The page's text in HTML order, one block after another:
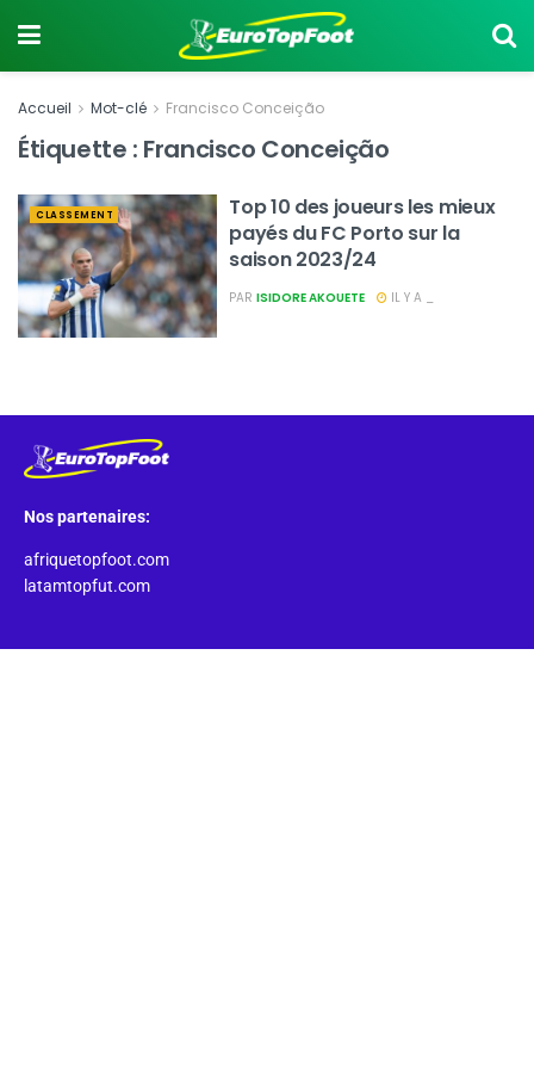
Accueil Mot-clé Francisco Conceição
Étiquette : Francisco Conceição
CLASSEMENT
Top 10 des joueurs les mieux
payés du FC Porto sur la
saison 2023/24
PAR ISIDORE AKOUETE IL Y A _
Nos partenaires:
afriquetopfoot.com
latamtopfut.com